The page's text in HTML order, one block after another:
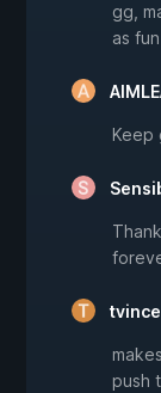
gg,
as
Keep
push